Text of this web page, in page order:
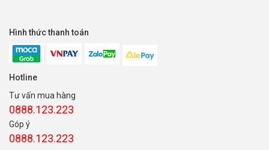
Hình thức thanh toán
Hotline
Tư vấn mua hàng
0888.123.223
Góp ý
0888.123.223